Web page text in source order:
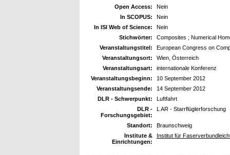
Open Access:
Nein
In SCOPUS:
Nein
In ISI Web of Science:
Nein
Stichwörter:
Composites ; Numerical
Veranstaltungstitel:
European Congress on
Veranstaltungsort:
Wien, Österreich
Veranstaltungsart:
internationale Konferenz
Veranstaltungsbeginn:
10 September 2012
Veranstaltungsende:
14 September 2012
DLR - Schwerpunkt:
Luftfahrt
DLR -
Forschungsgebiet:
L AR - Starrflüglerforschung
Standort:
Braunschweig
Institute &
Einrichtungen:
Institut für